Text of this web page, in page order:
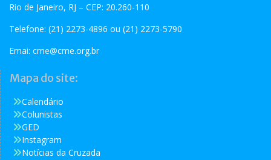
Rio de Janeiro, RJ – CEP: 20.260-110
Telefone: (21) 2273-4896 ou (21) 2273-5790
Emai: cme@cme.org.br
Mapa do site:
Calendário
Colunistas
GED
Instagram
Notícias da Cruzada